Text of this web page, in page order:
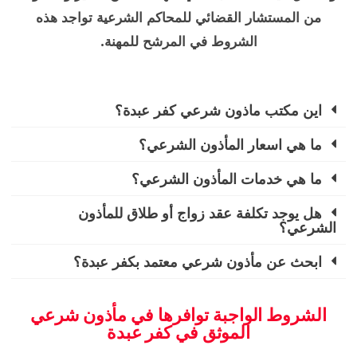
من المستشار القضائي للمحاكم الشرعية تواجد هذه
الشروط في المرشح للمهنة.
اين مكتب ماذون شرعي كفر عبدة؟
ما هي اسعار المأذون الشرعي؟
ما هي خدمات المأذون الشرعي؟
هل يوجد تكلفة عقد زواج أو طلاق للمأذون
الشرعي؟
ابحث عن مأذون شرعي معتمد بكفر عبدة؟
الشروط الواجبة توافرها في مأذون شرعي
الموثق في كفر عبدة